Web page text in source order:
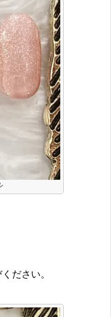
ださい。